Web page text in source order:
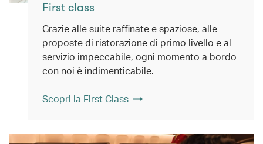
First class
Grazie alle suite raffinate e spaziose, alle
proposte di ristorazione di primo livello e al
servizio impeccabile, ogni momento a bordo
con noi è indimenticabile.
Scopri la First Class